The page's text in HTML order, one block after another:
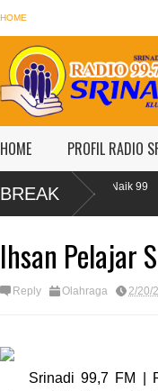
HOME
HOME PROFIL RADIO
BREAK
Naik 99
OJK
Ihsan Pelajar
Reply Olahraga 2/20/
Srinadi 99,7 FM |